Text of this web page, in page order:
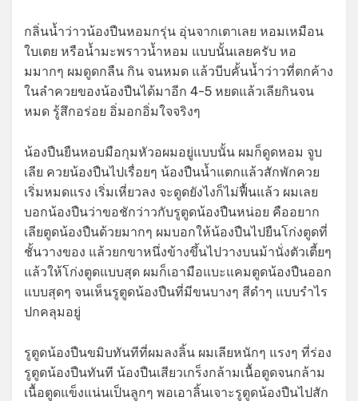
กลิ่นน้ำว่าวน้องปืนหอมกรุ่น อุ่นจากเตาเลย หอมเหมือน
ใบเตย หรือน้ำมะพราวน้ำหอม แบบนั้นเลยครับ หอ
มมากๆ ผมดูดกลืน กิน จนหมด แล้วบีบคั้นน้ำว่าวที่ตกค้าง
ในลำควยของน้องปืนได้มาอีก 4-5 หยดแล้วเลียกินจน
หมด รู้สึกอร่อย อิ่มอกอิ่มใจจริงๆ
น้องปืนยืนหอบมือกุมหัวอผมอยู่แบบนั้น ผมก็ดูดหอม จูบ
เลีย ควยน้องปืนไปเรื่อยๆ น้องปืนน้ำแตกแล้วสักพักควย
เริ่มหมดแรง เริ่มเหี่ยวลง จะดูดยังไงก็ไม่ฟื้นแล้ว ผมเลย
บอกน้องปืนว่าขอชักว่าวกับรูตูดน้องปืนหน่อย คืออยาก
เลียตูดน้องปืนด้วยมากๆ ผมบอกให้น้องปืนไปยืนโก่งตูดที่
ชั้นวางของ แล้วยกขาหนึ่งข้างขึ้นไปวางบนม้านั่งตัวเตี้ยๆ
แล้วให้โก่งตูดแบบสุด ผมก็เอามือแบะแคมตูดน้องปืนออก
แบบสุดๆ จนเห็นรูตูดน้องปืนที่มีขนบางๆ สีดำๆ แบบรำไร
ปกคลุมอยู่
รูตูดน้องปืนขมิบทันทีที่ผมลงลิ้น ผมเลียหนักๆ แรงๆ ที่ร่อง
รูตูดน้องปืนทันที น้องปืนเสียวเกร็งกล้ามเนื้อตูดจนกล้าม
เนื้อตูดแข็งแน่นเป็นลูกๆ พอเอาลิ้นเจาะรูตูดน้องปืนไปสัก